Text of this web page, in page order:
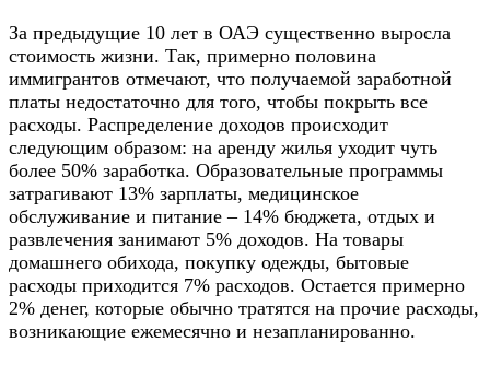
За предыдущие 10 лет в ОАЭ существенно выросла
стоимость жизни. Так, примерно половина
иммигрантов отмечают, что получаемой заработной
платы недостаточно для того, чтобы покрыть все
расходы. Распределение доходов происходит
следующим образом: на аренду жилья уходит чуть
более 50% заработка. Образовательные программы
затрагивают 13% зарплаты, медицинское
обслуживание и питание – 14% бюджета, отдых и
развлечения занимают 5% доходов. На товары
домашнего обихода, покупку одежды, бытовые
расходы приходится 7% расходов. Остается примерно
2% денег, которые обычно тратятся на прочие расходы,
возникающие ежемесячно и незапланированно.